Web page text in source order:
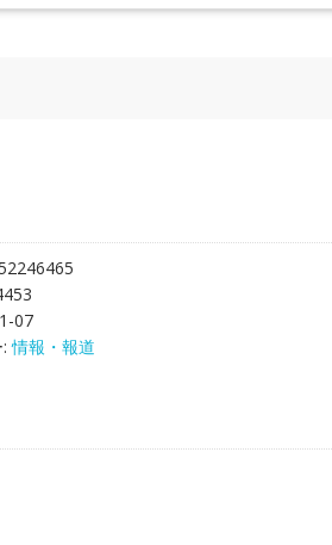
07
:情報・報道